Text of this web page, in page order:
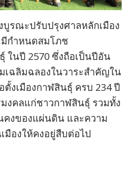
บูรณะปรับปรุงศาลหลักเมือง
มีกำหนดสมโภช
ในปี 2570 ซึ่งถือเป็นปีอัน
เฉลิมฉลองในวาระสำคัญใน
งเมืองกาฬสินธุ์ ครบ 234 ปี
งคลแก่ชาวกาฬสินธุ์ รวมทั้ง
คงของแผ่นดิน และความ
มืองให้คงอยู่สืบต่อไป